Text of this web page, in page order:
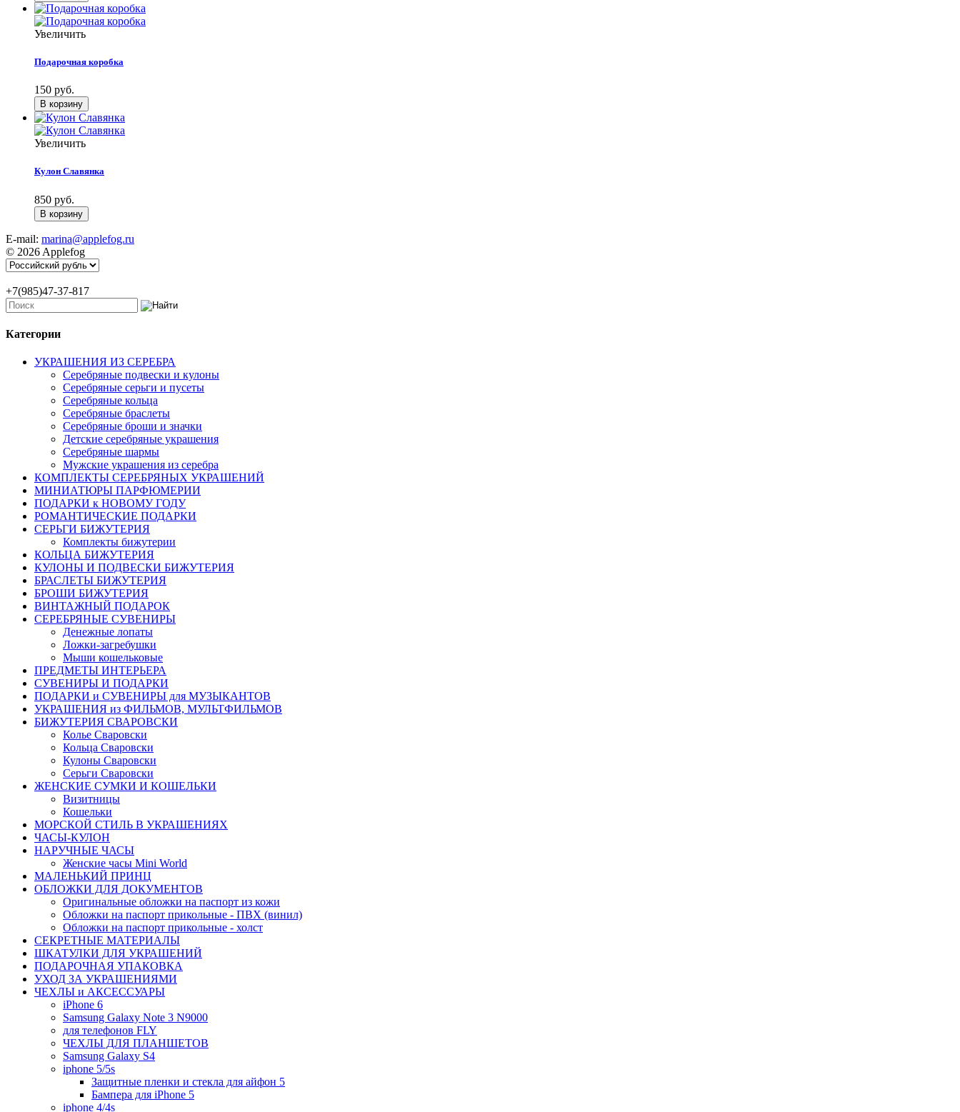
Увеличить
Подарочная коробка
150 руб.
Увеличить
Кулон Славянка
850 руб.
E-mail: marina@applefog.ru
© 2026 Applefog
+7(985)47-37-817
Категории
УКРАШЕНИЯ ИЗ СЕРЕБРА
Серебряные подвески и кулоны
Серебряные серьги и пусеты
Серебряные кольца
Серебряные браслеты
Серебряные броши и значки
Детские серебряные украшения
Серебряные шармы
Мужские украшения из серебра
КОМПЛЕКТЫ СЕРЕБРЯНЫХ УКРАШЕНИЙ
МИНИАТЮРЫ ПАРФЮМЕРИИ
ПОДАРКИ к НОВОМУ ГОДУ
РОМАНТИЧЕСКИЕ ПОДАРКИ
СЕРЬГИ БИЖУТЕРИЯ
Комплекты бижутерии
КОЛЬЦА БИЖУТЕРИЯ
КУЛОНЫ И ПОДВЕСКИ БИЖУТЕРИЯ
БРАСЛЕТЫ БИЖУТЕРИЯ
БРОШИ БИЖУТЕРИЯ
ВИНТАЖНЫЙ ПОДАРОК
СЕРЕБРЯНЫЕ СУВЕНИРЫ
Денежные лопаты
Ложки-загребушки
Мыши кошельковые
ПРЕДМЕТЫ ИНТЕРЬЕРА
СУВЕНИРЫ И ПОДАРКИ
ПОДАРКИ и СУВЕНИРЫ для МУЗЫКАНТОВ
УКРАШЕНИЯ из ФИЛЬМОВ, МУЛЬТФИЛЬМОВ
БИЖУТЕРИЯ СВАРОВСКИ
Колье Сваровски
Кольца Сваровски
Кулоны Сваровски
Серьги Сваровски
ЖЕНСКИЕ СУМКИ И КОШЕЛЬКИ
Визитницы
Кошельки
МОРСКОЙ СТИЛЬ В УКРАШЕНИЯХ
ЧАСЫ-КУЛОН
НАРУЧНЫЕ ЧАСЫ
Женские часы Mini World
МАЛЕНЬКИЙ ПРИНЦ
ОБЛОЖКИ ДЛЯ ДОКУМЕНТОВ
Оригинальные обложки на паспорт из кожи
Обложки на паспорт прикольные - ПВХ (винил)
Обложки на паспорт прикольные - холст
СЕКРЕТНЫЕ МАТЕРИАЛЫ
ШКАТУЛКИ ДЛЯ УКРАШЕНИЙ
ПОДАРОЧНАЯ УПАКОВКА
УХОД ЗА УКРАШЕНИЯМИ
ЧEХЛЫ и АКСЕССУАРЫ
iPhone 6
Samsung Galaxy Note 3 N9000
для телефонов FLY
ЧЕХЛЫ ДЛЯ ПЛАНШЕТОВ
Samsung Galaxy S4
iphone 5/5s
Защитные пленки и стекла для айфон 5
Бампера для iPhone 5
iphone 4/4s